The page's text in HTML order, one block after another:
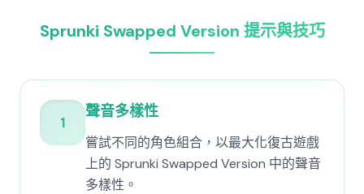
Sprunki Swapped Version 提示與技巧
1
聲音多樣性
嘗試不同的角色組合，以最大化復古遊戲
上的 Sprunki Swapped Version 中的聲音
多樣性。